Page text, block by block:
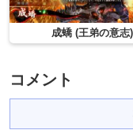
成蟜 (王弟の意志)
コメント